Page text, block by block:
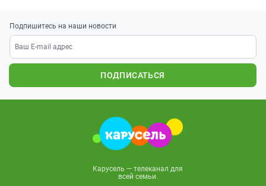
Подпишитесь на наши новости
ПОДПИСАТЬСЯ
Карусель — телеканал для
всей семьи.